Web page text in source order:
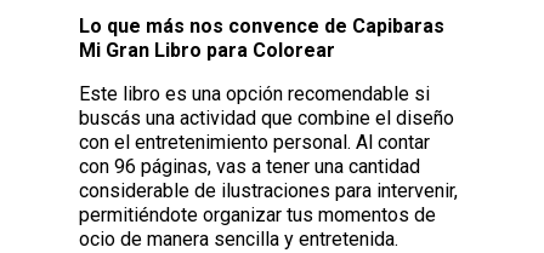
Lo que más nos convence de Capibaras
Mi Gran Libro para Colorear
Este libro es una opción recomendable si
buscás una actividad que combine el diseño
con el entretenimiento personal. Al contar
con 96 páginas, vas a tener una cantidad
considerable de ilustraciones para intervenir,
permitiéndote organizar tus momentos de
ocio de manera sencilla y entretenida.